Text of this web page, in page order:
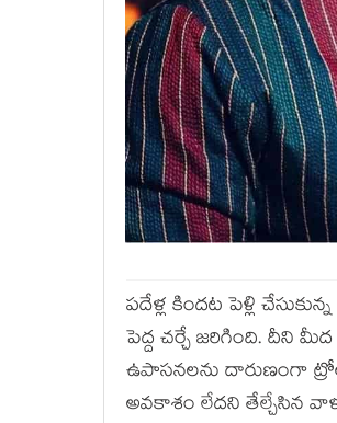
ప‌దేళ్ల కింద‌ట పెళ్లి
పెద్ద చ‌ర్చే జ‌రిగింది. దీని
ఉపాస‌న‌ల‌ను దారుణంగా
అవ‌కాశం లేద‌ని తేల్చేసిన